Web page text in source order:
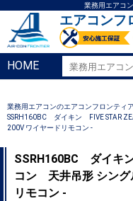
業務用エアコ
エアコンフ
HOME
業務用エアコンのエアコンフロンティア
SSRH160BC ダイキン FIVE STAR
200V ワイヤードリモコン -
SSRH160BC ダイキ
コン 天井吊形 シン
リモコン -